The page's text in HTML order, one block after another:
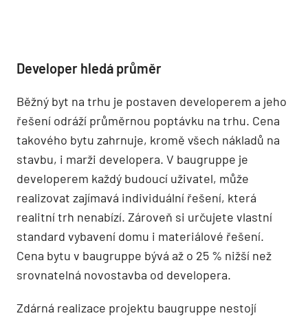
Developer hledá průměr
Běžný byt na trhu je postaven developerem a jeho
řešení odráží průměrnou poptávku na trhu. Cena
takového bytu zahrnuje, kromě všech nákladů na
stavbu, i marži developera. V baugruppe je
developerem každý budoucí uživatel, může
realizovat zajímavá individuální řešení, která
realitní trh nenabízí. Zároveň si určujete vlastní
standard vybavení domu i materiálové řešení.
Cena bytu v baugruppe bývá až o 25 % nižší než
srovnatelná novostavba od developera.
Zdárná realizace projektu baugruppe nestojí